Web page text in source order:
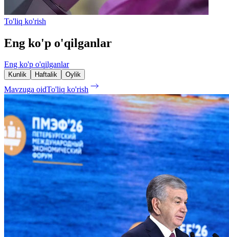
To'liq ko'rish
Eng ko'p o'qilganlar
Eng ko'p o'qilganlar
Kunlik Haftalik Oylik
Mavzuga oidTo'liq ko'rish